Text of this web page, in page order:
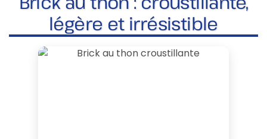
légère et irrésistible